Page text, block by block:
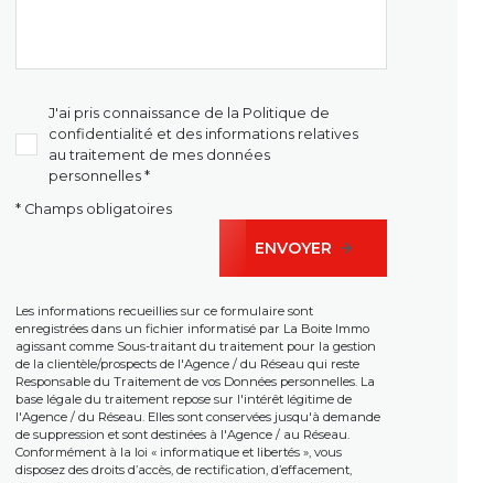
J'ai pris connaissance de la Politique de
confidentialité et des informations relatives
au traitement de mes données
personnelles *
* Champs obligatoires
ENVOYER
Les informations recueillies sur ce formulaire sont
enregistrées dans un fichier informatisé par La Boite Immo
agissant comme Sous-traitant du traitement pour la gestion
de la clientèle/prospects de l'Agence / du Réseau qui reste
Responsable du Traitement de vos Données personnelles. La
base légale du traitement repose sur l'intérêt légitime de
l'Agence / du Réseau. Elles sont conservées jusqu'à demande
de suppression et sont destinées à l'Agence / au Réseau.
Conformément à la loi « informatique et libertés », vous
disposez des droits d’accès, de rectification, d’effacement,